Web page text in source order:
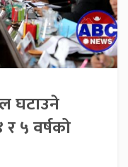
घटाउने
र ५ वर्षको